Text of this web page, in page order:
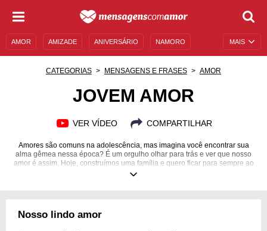
MAIS
AMOR AMIZADE ANIVERSÁRIO NAMORO
CATEGORIAS MENSAGENS E FRASES AMOR
JOVEM AMOR
VER VÍDEO COMPARTILHAR
Amores são comuns na adolescência, mas imagina você encontrar sua
alma gêmea nessa época? É um orgulho olhar para trás e ver que nosso
amor é assim. Hoje, construímos uma família e quero ficar para sempre ao
seu lado, sempre continuando os planos que fizemos quando éramos
Nosso lindo amor